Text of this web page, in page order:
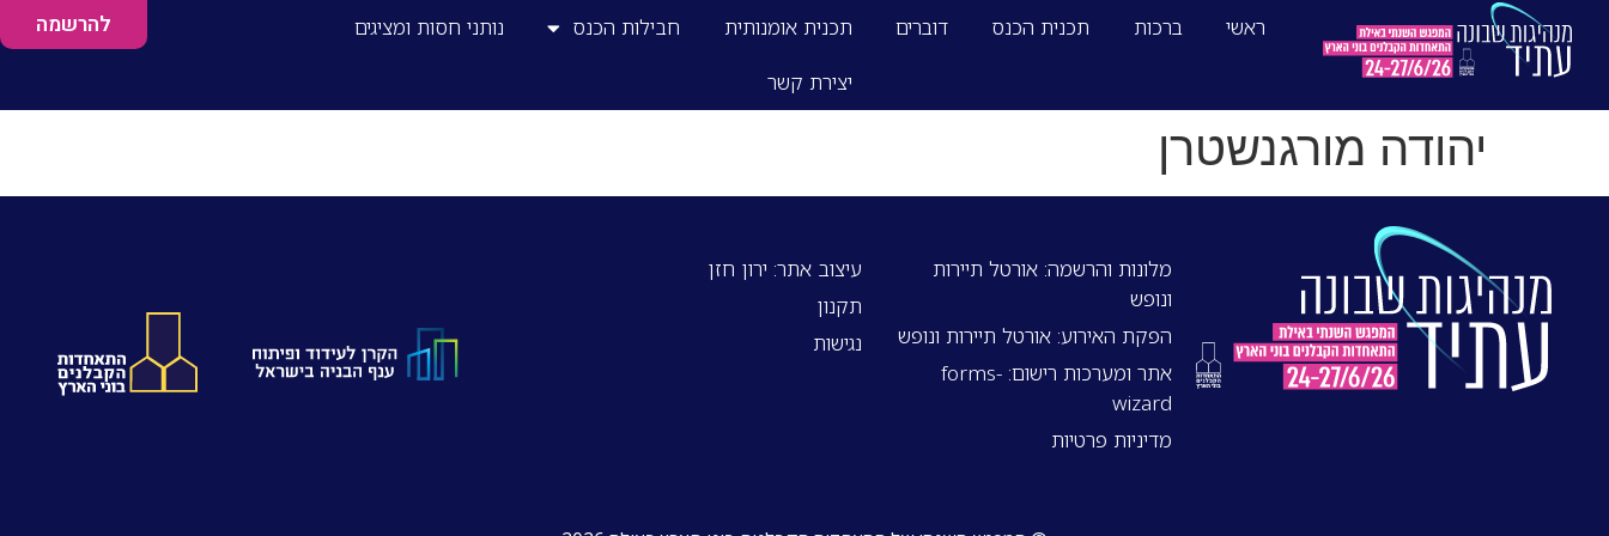
ראשי ברכות תכנית הכנס דוברים תכנית אומנותית חבילות הכנס
נותני חסות ומציגים
יצירת קשר
להרשמה
יהודה מורגנשטרן
מלונות והרשמה: אורטל תיירות
ונופש
הפקת האירוע: אורטל תיירות ונופש
אתר ומערכות רישום: forms-
wizard
מדיניות פרטיות
עיצוב אתר: ירון חזן
תקנון
נגישות